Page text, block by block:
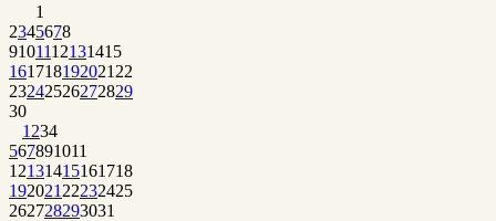
1
2345678
9101112131415
161718192021 22
23242526272829
30
1 234
567891011
12131415161718
192021 22232425
262728293031